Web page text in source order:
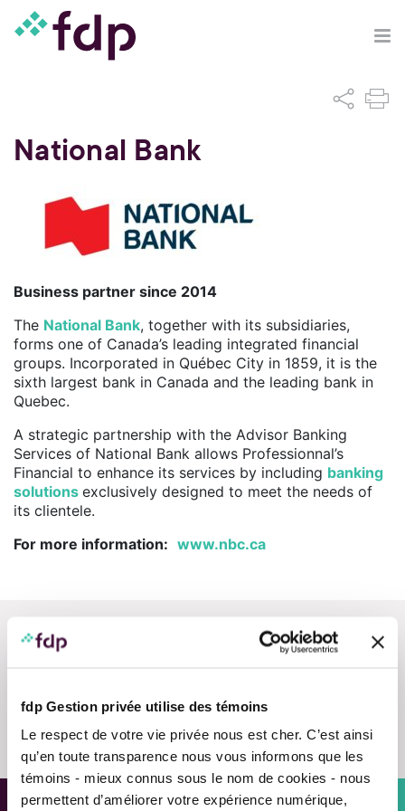
fdp Gestion privée utilise des témoins
Le respect de votre vie privée nous est cher. C’est ainsi
qu’en toute transparence nous vous informons que les
témoins - mieux connus sous le nom de cookies - nous
permettent d’améliorer votre expérience numérique,
National Bank
Business partner since 2014
The National Bank, together with its subsidiaries,
forms one of Canada’s leading integrated financial
groups. Incorporated in Québec City in 1859, it is the
sixth largest bank in Canada and the leading bank in
Quebec.
A strategic partnership with the Advisor Banking
Services of National Bank allows Professionnal’s
Financial to enhance its services by including banking
solutions exclusively designed to meet the needs of
its clientele.
For more information: www.nbc.ca
Contact us